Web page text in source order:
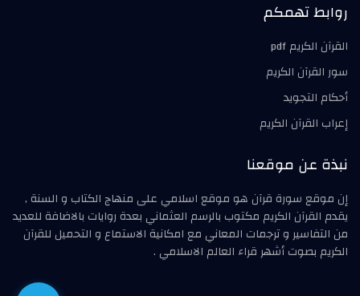
روابط تهمكم
القرآن الكريم pdf
سور القرآن الكريم
أحكام التجويد
إعراب القرآن الكريم
نبذة عن موقعنا
إن موقع سورة قرآن هو موقع اسلامي على منهاج الكتاب و السنة ,
يقدم القرآن الكريم مكتوب بالرسم العثماني بعدة روايات بالاضافة للعديد
من التفاسير و ترجمات المعاني مع امكانية الاستماع و التحميل للقرآن
الكريم بصوت أشهر قراء العالم الاسلامي .